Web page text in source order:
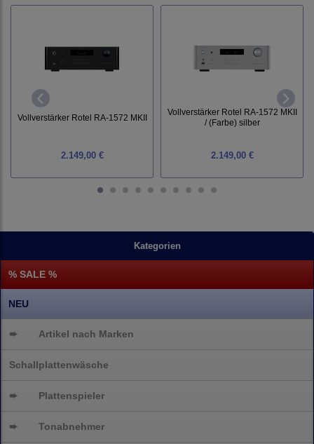
Kategorien
% SALE %
NEU
➨ Artikel nach Marken
Schallplattenwäsche
➨ Plattenspieler
➨ Tonabnehmer
Vollverstärker Rotel RA-1572 MKII
2.149,00 €
Vollverstärker Rotel RA-1572 MKII
/ (Farbe) silber
2.149,00 €